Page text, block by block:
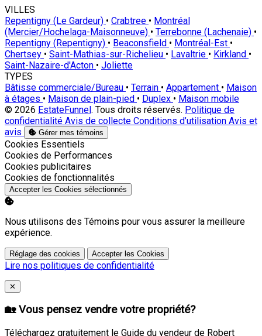
VILLES
Repentigny (Le Gardeur) • Crabtree • Montréal
(Mercier/Hochelaga-Maisonneuve) • Terrebonne (Lachenaie) •
Repentigny (Repentigny) • Beaconsfield • Montréal-Est •
Chertsey • Saint-Mathias-sur-Richelieu • Lavaltrie • Kirkland •
Saint-Nazaire-d'Acton • Joliette
TYPES
Bâtisse commerciale/Bureau • Terrain • Appartement • Maison
à étages • Maison de plain-pied • Duplex • Maison mobile
© 2026 EstateFunnel. Tous droits réservés. Politique de
confidentialité Avis de collecte Conditions d’utilisation Avis et
avis
Gérer mes témoins
Activer
Cookies Essentiels
Activer
Cookies de Performances
Activer
Cookies publicitaires
Activer
Cookies de fonctionnalités
Accepter les Cookies sélectionnés
Nous utilisons des Témoins pour vous assurer la meilleure
expérience.
Réglage des cookies Accepter les Cookies
Lire nos politiques de confidentialité
Close
✕
🏡 Vous pensez vendre votre propriété?
Téléchargez gratuitement le Guide du vendeur de Robert